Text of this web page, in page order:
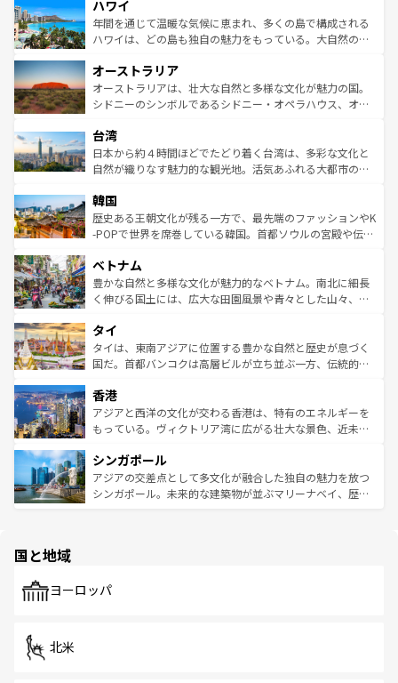
ば市内交通費無料で観光を楽しむこともできる。 なお、新
着のスイス情報はコンテンツ一覧 を参照してほしい。
のような巨大都市は、観光、ショッピング、エンターテイ
ンメントが詰まった刺激的なスポットだ。一方、アメリカ
西部には大自然が広がり、グランドキャニオンやイエロー
部のニューオーリンズでは、音楽と美食が融合した独特の
文化が魅力。旅行者はアメリカの各地域で異なる魅力を楽
しみながら、その多様性と豊かな歴史を感じることができ
ならではの贅沢な旅のスタイルだ。 なお、新着のアメリカ
情報はコンテンツ一覧を参照してほしい。
ハワイ
年間を通じて温暖な気候に恵まれ、多くの島で構成される
ハワイは、どの島も独自の魅力をもっている。大自然の神
ワイ島は見逃せない。また、定番の観光地といえばオアフ
島だが、静かな自然を求めるならマウイ島やカウアイ島が
おすすめ。エメラルドグリーンに輝く海をはじめ、豊かな
れるおもてなしの心で訪れる人々を迎えてくれるハワイの
人々、おいしいローカルフードやハワイアンミュージッ
ク、伝統的なフラダンスなど、すべてがハワイの魅力を彩
ワイを、存分に味わってほしい。 なお、新着のハワイ情報
はコンテンツ一覧を参照してほしい。
オーストラリア
オーストラリアは、壮大な自然と多様な文化が魅力の国。
シドニーのシンボルであるシドニー・オペラハウス、オー
リアリーフや大陸中央部にそびえるウルル（エアーズロッ
ク）、タスマニアの美しい原生林やケアンズの熱帯雨林な
ど、見どころがたくさん。また、カフェやワイン、オージ
いる。アクティビティも充実しており、サーフィンやダイ
ビング、ハイキングなど、アウトドア好きにはたまらな
い。オーストラリアの多彩な魅力を存分に味わいつくそ
参照してほしい。
台湾
日本から約４時間ほどでたどり着く台湾は、多彩な文化と
自然が織りなす魅力的な観光地。活気あふれる大都市の台
ン）、静ひつな山岳地帯である台湾東部など、都市の喧騒
と山間の静けさが共存しており、訪れる人に新しい発見と
驚きをもたらしてくれる。また、奥深い台湾の食文化も魅
容にもいいと評判のスイーツなど、バラエティ豊かな料理
が味わえる。 なお、新着の台湾情報は コンテンツ一覧を参
照してほしい。
韓国
歴史ある王朝文化が残る一方で、最先端のファッションやK
-POPで世界を席巻している韓国。首都ソウルの宮殿や伝統
き、地方に足を延ばせば四季折々の自然美を楽しむことが
できる。そして、キムチや焼肉、絶品のストリートフード
まで、さまざまな韓国料理が待っている。夜には、韓国な
リティに包まれながら、韓国の多彩な魅力を心ゆくまで味
わってみてほしい。 なお、新着の韓国情報はコンテンツ一
覧を参照してほしい。
ベトナム
豊かな自然と多様な文化が魅力的なベトナム。南北に細長
く伸びる国土には、広大な田園風景や青々とした山々、世
急速な発展と共に伝統が息づく。ハノイの古い町並みやホ
ーチミン市のフランス統治時代の建物も、独特の雰囲気を
醸し出している。また、バラエティの豊かさとおいしさで
とつ。フォーやバインミー、ベトナムコーヒーなどは、ぜ
ひ現地で味わいたい。どの地域を訪れてもあたたかい人々
が旅行者を迎えてくれるので、きっと忘れられない旅にな
参照してほしい。
タイ
タイは、東南アジアに位置する豊かな自然と歴史が息づく
国だ。首都バンコクは高層ビルが立ち並ぶ一方、伝統的な
の活気が交差している。北部ではチェンマイなどの山岳地
帯で自然と触れ合い、南部ではプーケットやクラビの美し
いビーチでリゾート気分を楽しむことができる。タイ料理
激する。気候は一年中温暖で、どの季節にも異なる楽しみ
が待っている。親しみやすいタイの人々、仏教を中心とし
た文化、そして多様な観光資源が、訪れる旅人を魅了し続
香港
アジアと西洋の文化が交わる香港は、特有のエネルギーを
もっている。ヴィクトリア湾に広がる壮大な景色、近未来
み、どこを訪れても感動するはず。観光スポットが密集し
ており、効率よく見どころを回れるのも魅力。息をのむよ
うな絶景から文化的な体験まで、香港を存分に楽しみ尽く
シンガポール
アジアの交差点として多文化が融合した独自の魅力を放つ
シンガポール。未来的な建築物が並ぶマリーナベイ、歴史
で、ホーカーズは地元の風情を楽しめる外せないスポット
国と地域
ヨーロッパ
北米